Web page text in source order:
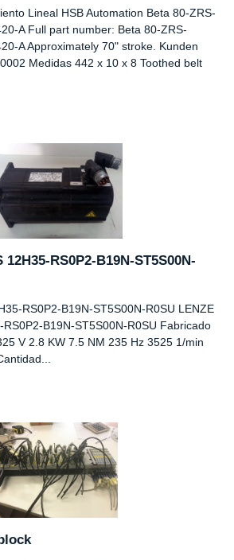
Lineal HSB Automation Beta 80-ZRS-
A Full part number: Beta 80-ZRS-
A Approximately 70" stroke. Kunden
Medidas 442 x 10 x 8 Toothed belt
RS0P2-B19N-ST5S00N-
RS0P2-B19N-ST5S00N-R0SU LENZE
B19N-ST5S00N-R0SU Fabricado
V 2.8 KW 7.5 NM 235 Hz 3525 1/min